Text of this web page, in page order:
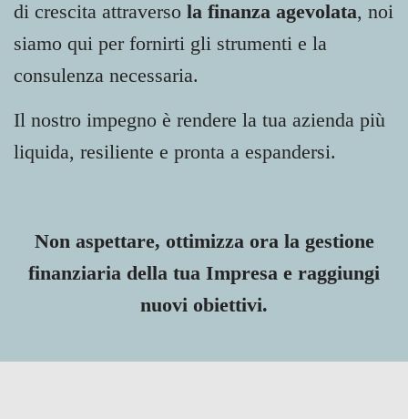
di crescita attraverso la finanza agevolata, noi
siamo qui per fornirti gli strumenti e la
consulenza necessaria.
Il nostro impegno è rendere la tua azienda più
liquida, resiliente e pronta a espandersi.
Non aspettare, ottimizza ora la gestione
finanziaria della tua Impresa e raggiungi
nuovi obiettivi.